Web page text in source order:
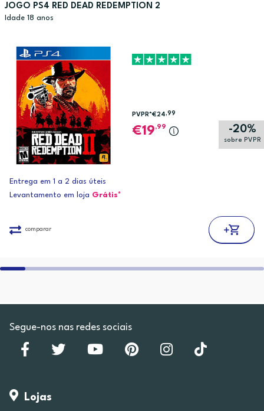
JOGO PS4 RED DEAD REDEMPTION 2
Idade 18 anos
-20%
sobre PVPR
PVPR*€24,99
19,99
Entrega em 1 a 2 dias úteis
Levantamento em loja Grátis*
comparar
Segue-nos nas redes sociais
Lojas